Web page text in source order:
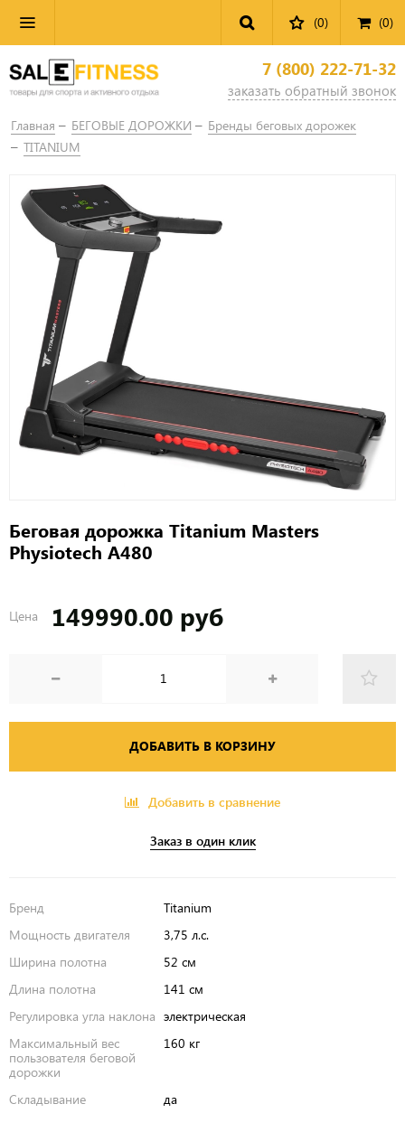
(0) (0)
7 (800) 222-71-32
заказать обратный звонок
Главная БЕГОВЫЕ ДОРОЖКИ
Бренды беговых дорожек
TITANIUM
Беговая дорожка Titanium Masters
Physiotech A480
Цена 149990.00 руб
ДОБАВИТЬ В КОРЗИНУ
Добавить в сравнение
Заказ в один клик
Бренд
Titanium
Мощность двигателя
3,75 л.с.
Ширина полотна
52 см
Длина полотна
141 см
Регулировка угла наклона электрическая
Максимальный вес
пользователя беговой
дорожки
160 кг
Складывание да